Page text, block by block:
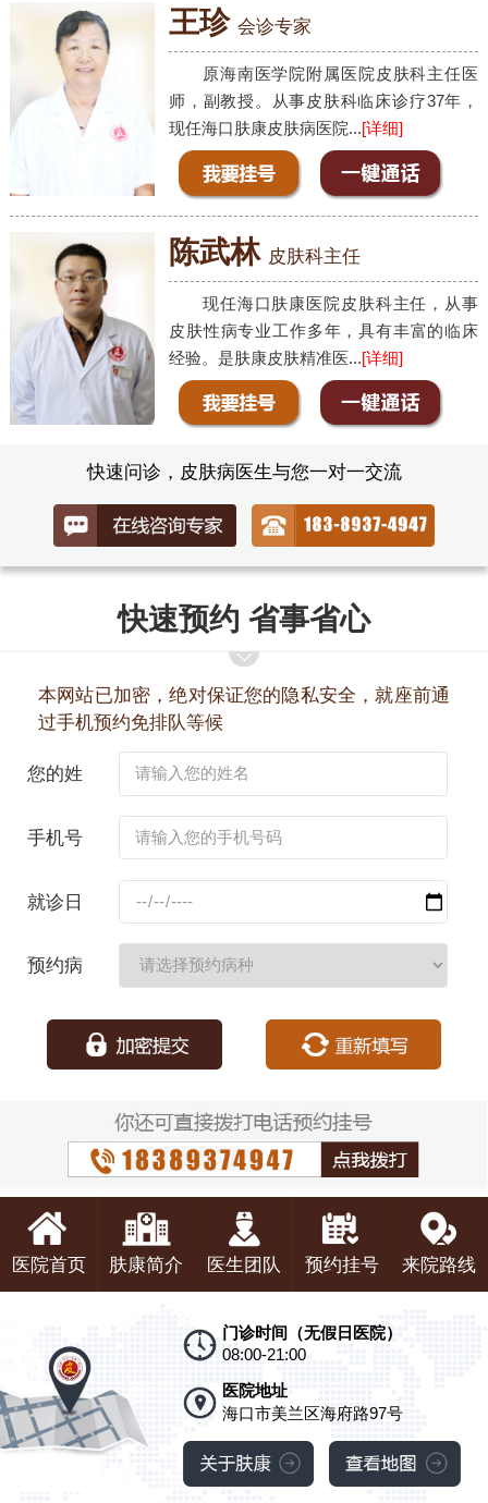
王珍 会诊专家
原海南医学院附属医院皮肤科主任医
师，副教授。从事皮肤科临床诊疗37年，
现任海口肤康皮肤病医院...[详细]
陈武林 皮肤科主任
现任海口肤康医院皮肤科主任，从事
皮肤性病专业工作多年，具有丰富的临床
经验。是肤康皮肤精准医...[详细]
快速问诊，皮肤病医生与您一对一交流
快速预约 省事省心
本网站已加密，绝对保证您的隐私安全，就座前通
过手机预约免排队等候
您的姓
手机号
就诊日
预约病
医院首页 肤康简介 医生团队 预约挂号 来院路线
门诊时间（无假日医院）
08:00-21:00
医院地址
海口市美兰区海府路97号